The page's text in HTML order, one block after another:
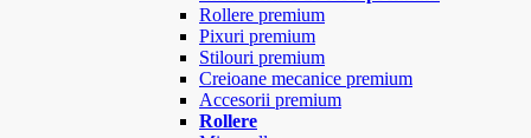
Rollere premium
Pixuri premium
Stilouri premium
Creioane mecanice premium
Accesorii premium
Rollere